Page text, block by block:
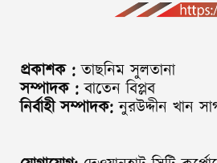
প্রকাশক : তাছনিম সুলতানা
সম্পাদক : বাতেন বিপ্লব
নির্বাহী সম্পাদক: নুরউদ্দীন খান